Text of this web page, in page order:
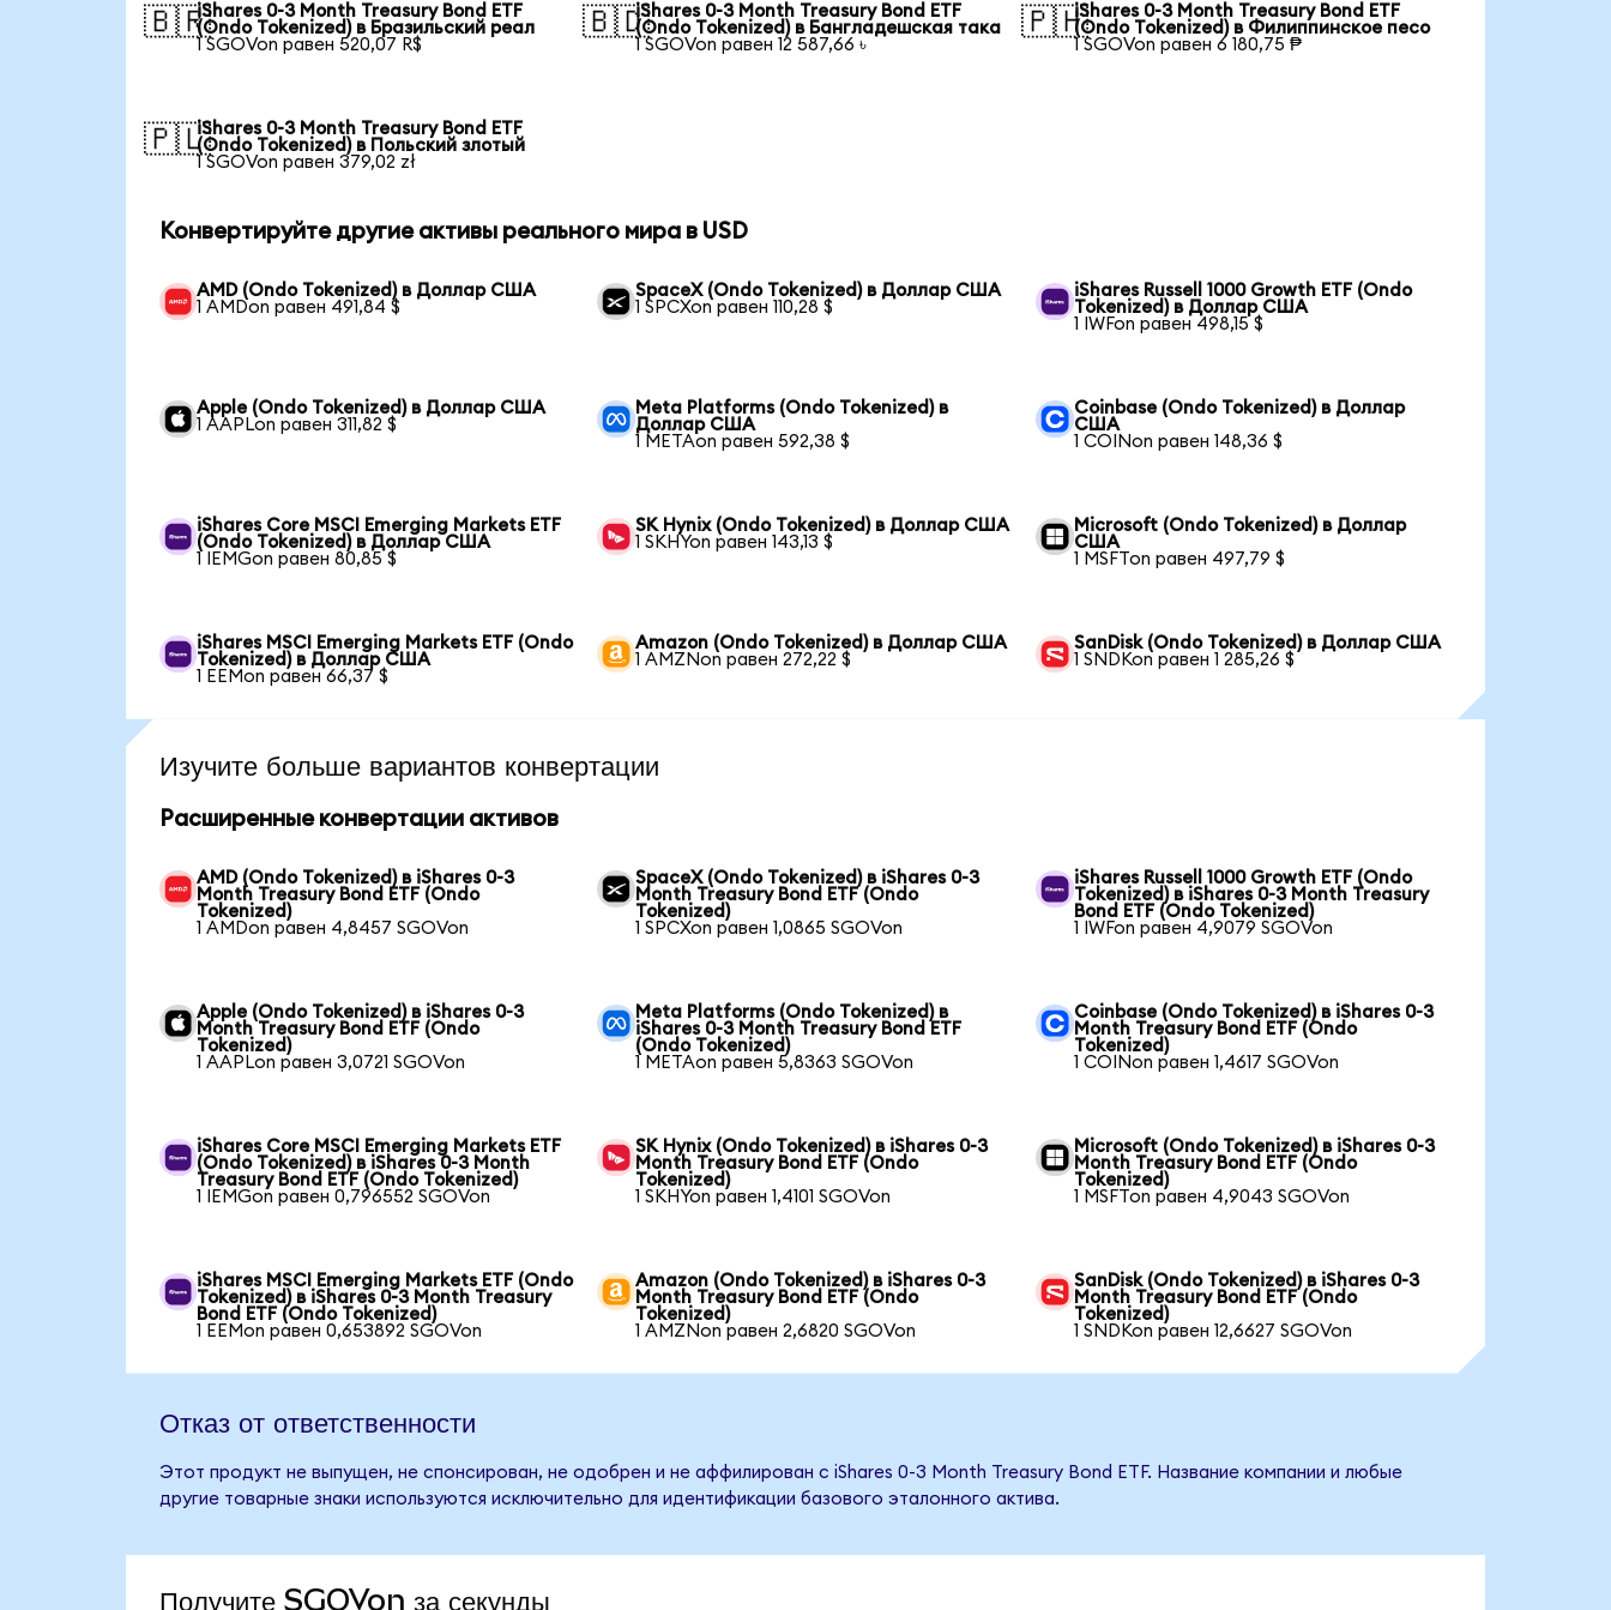
🇧🇷iShares 0-3 Month Treasury Bond ETF
(Ondo Tokenized) в Бразильский реал
1 SGOVon равен 520,07 R$
🇧🇩iShares 0-3 Month Treasury Bond ETF
(Ondo Tokenized) в Бангладешская така
1 SGOVon равен 12 587,66 ৳
🇵🇭iShares 0-3 Month Treasury Bond ETF
(Ondo Tokenized) в Филиппинское песо
1 SGOVon равен 6 180,75 ₱
🇵🇱iShares 0-3 Month Treasury Bond ETF
(Ondo Tokenized) в Польский злотый
1 SGOVon равен 379,02 zł
Конвертируйте другие активы реального мира в USD
AMD (Ondo Tokenized) в Доллар США
1 AMDon равен 491,84 $
SpaceX (Ondo Tokenized) в Доллар США
1 SPCXon равен 110,28 $
iShares Russell 1000 Growth ETF (Ondo
Tokenized) в Доллар США
1 IWFon равен 498,15 $
Apple (Ondo Tokenized) в Доллар США
1 AAPLon равен 311,82 $
Meta Platforms (Ondo Tokenized) в
Доллар США
1 METAon равен 592,38 $
Coinbase (Ondo Tokenized) в Доллар
США
1 COINon равен 148,36 $
iShares Core MSCI Emerging Markets ETF
(Ondo Tokenized) в Доллар США
1 IEMGon равен 80,85 $
SK Hynix (Ondo Tokenized) в Доллар США
1 SKHYon равен 143,13 $
Microsoft (Ondo Tokenized) в Доллар
США
1 MSFTon равен 497,79 $
iShares MSCI Emerging Markets ETF (Ondo
Tokenized) в Доллар США
1 EEMon равен 66,37 $
Amazon (Ondo Tokenized) в Доллар США
1 AMZNon равен 272,22 $
SanDisk (Ondo Tokenized) в Доллар США
1 SNDKon равен 1 285,26 $
Изучите больше вариантов конвертации
Расширенные конвертации активов
AMD (Ondo Tokenized) в iShares 0-3
Month Treasury Bond ETF (Ondo
Tokenized)
1 AMDon равен 4,8457 SGOVon
SpaceX (Ondo Tokenized) в iShares 0-3
Month Treasury Bond ETF (Ondo
Tokenized)
1 SPCXon равен 1,0865 SGOVon
iShares Russell 1000 Growth ETF (Ondo
Tokenized) в iShares 0-3 Month Treasury
Bond ETF (Ondo Tokenized)
1 IWFon равен 4,9079 SGOVon
Apple (Ondo Tokenized) в iShares 0-3
Month Treasury Bond ETF (Ondo
Tokenized)
1 AAPLon равен 3,0721 SGOVon
Meta Platforms (Ondo Tokenized) в
iShares 0-3 Month Treasury Bond ETF
(Ondo Tokenized)
1 METAon равен 5,8363 SGOVon
Coinbase (Ondo Tokenized) в iShares 0-3
Month Treasury Bond ETF (Ondo
Tokenized)
1 COINon равен 1,4617 SGOVon
iShares Core MSCI Emerging Markets ETF
(Ondo Tokenized) в iShares 0-3 Month
Treasury Bond ETF (Ondo Tokenized)
1 IEMGon равен 0,796552 SGOVon
SK Hynix (Ondo Tokenized) в iShares 0-3
Month Treasury Bond ETF (Ondo
Tokenized)
1 SKHYon равен 1,4101 SGOVon
Microsoft (Ondo Tokenized) в iShares 0-3
Month Treasury Bond ETF (Ondo
Tokenized)
1 MSFTon равен 4,9043 SGOVon
iShares MSCI Emerging Markets ETF (Ondo
Tokenized) в iShares 0-3 Month Treasury
Bond ETF (Ondo Tokenized)
1 EEMon равен 0,653892 SGOVon
Amazon (Ondo Tokenized) в iShares 0-3
Month Treasury Bond ETF (Ondo
Tokenized)
1 AMZNon равен 2,6820 SGOVon
SanDisk (Ondo Tokenized) в iShares 0-3
Month Treasury Bond ETF (Ondo
Tokenized)
1 SNDKon равен 12,6627 SGOVon
Отказ от ответственности
Этот продукт не выпущен, не спонсирован, не одобрен и не аффилирован с iShares 0-3 Month Treasury Bond ETF. Название компании и любые
другие товарные знаки используются исключительно для идентификации базового эталонного актива.
Получите SGOVon за секунды